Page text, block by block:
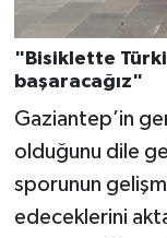
"Bisiklette
başaracağız"
Gaziantep’in
olduğunu dile
sporunun
edeceklerini